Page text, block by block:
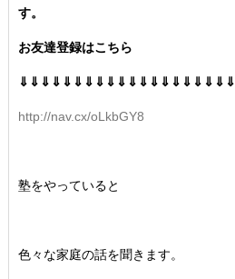
す。
お友達登録はこちら
⇓⇓⇓⇓⇓⇓⇓⇓⇓⇓⇓⇓⇓⇓⇓⇓⇓⇓⇓⇓
http://nav.cx/oLkbGY8
塾をやっていると
色々な家庭の話を聞きます。